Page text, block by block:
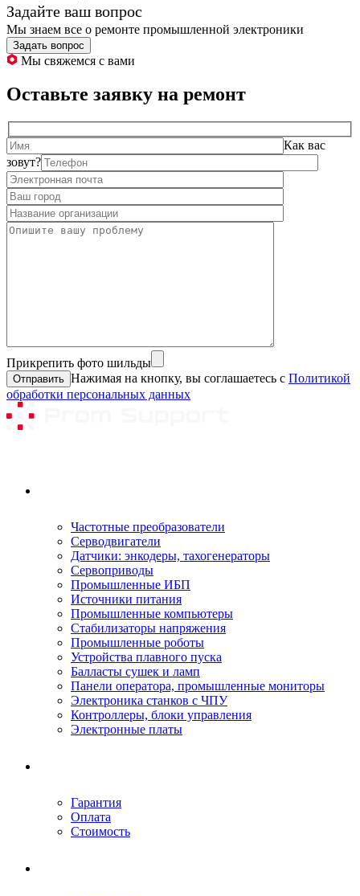
Задайте ваш вопрос
Мы знаем все о ремонте промышленной электроники
Задать вопрос
Мы свяжемся с вами
Оставьте заявку на ремонт
Как вас
зовут?
Прикрепить фото шильды
Нажимая на кнопку, вы соглашаетесь с Политикой
обработки персональных данных
Частотные преобразователи
Серводвигатели
Датчики: энкодеры, тахогенераторы
Сервоприводы
Промышленные ИБП
Источники питания
Промышленные компьютеры
Стабилизаторы напряжения
Промышленные роботы
Устройства плавного пуска
Балласты сушек и ламп
Панели оператора, промышленные мониторы
Электроника станков с ЧПУ
Контроллеры, блоки управления
Электронные платы
Гарантия
Оплата
Стоимость